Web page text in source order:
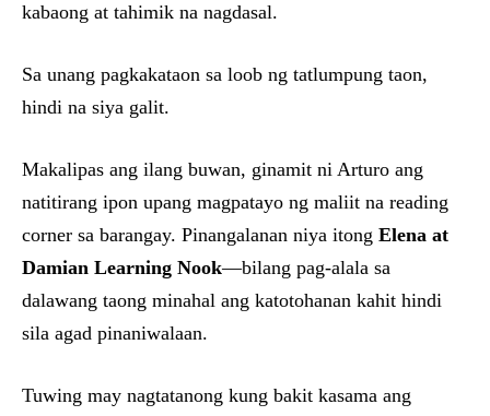
kabaong at tahimik na nagdasal.
Sa unang pagkakataon sa loob ng tatlumpung taon,
hindi na siya galit.
Makalipas ang ilang buwan, ginamit ni Arturo ang
natitirang ipon upang magpatayo ng maliit na reading
corner sa barangay. Pinangalanan niya itong Elena at
Damian Learning Nook—bilang pag-alala sa
dalawang taong minahal ang katotohanan kahit hindi
sila agad pinaniwalaan.
Tuwing may nagtatanong kung bakit kasama ang